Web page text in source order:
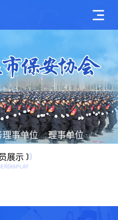
理事单位
理事单位
单位
展示